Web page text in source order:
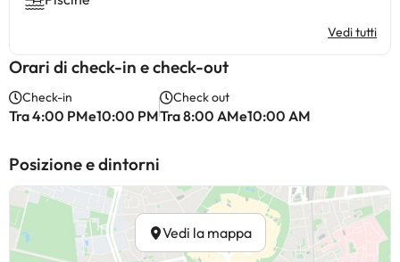
Vedi tutti
Orari di check-in e check-out
Check-in
Tra 4:00 PMe10:00 PM
Check out
Tra 8:00 AMe10:00 AM
Posizione e dintorni
Vedi la mappa